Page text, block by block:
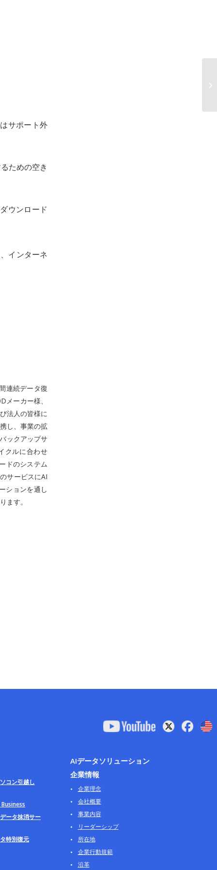
サポート外
ための空き
ウンロード
インターネ
連続データ復
メーカー様、
法人の皆様に
し、事業の拡
ックアップサ
クルに合わせ
ドのシステム
サービスにAI
ションを通し
ます。
コン引越し
データ抹消サー
特別復元
AIデータソリューション
企業情報
企業理念
会社概要
事業内容
リーダーシップ
所在地
企業行動規範
沿革